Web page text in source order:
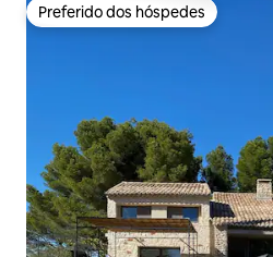
Preferido dos hóspedes
Preferido dos hóspedes